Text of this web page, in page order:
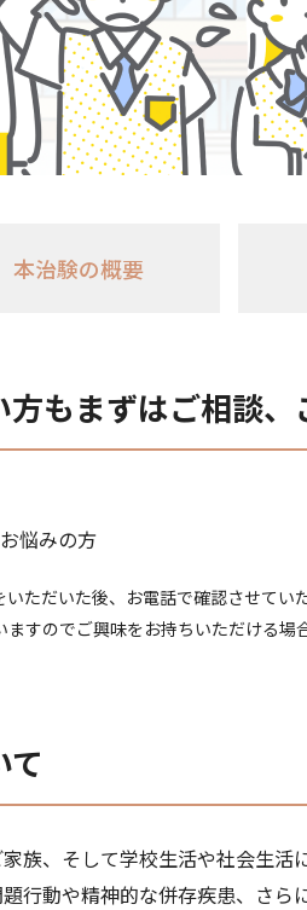
本治験の概要
もまずはご相談、
悩みの方
ただいた後、お電話で確認させていた
すのでご興味をお持ちいただける場
て
族、そして学校生活や社会生活
行動や精神的な併存疾患、さ